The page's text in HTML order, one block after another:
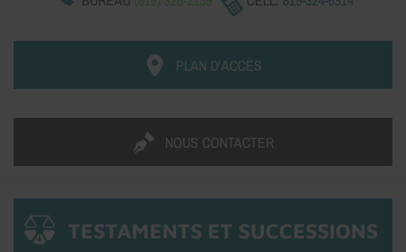
PLAN D'ACCÈS
NOUS CONTACTER
TESTAMENTS ET SUCCESSIONS